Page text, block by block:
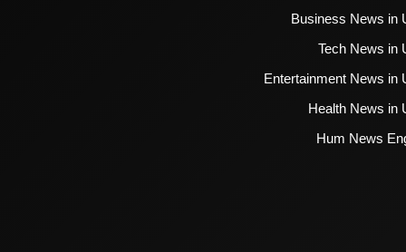
Business News in
Tech News in
Entertainment News in
Health News in
Hum News